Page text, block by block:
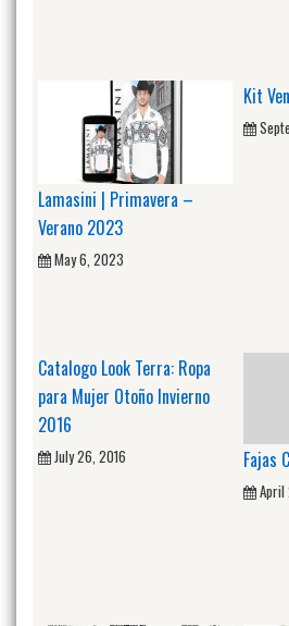
Lamasini | Primavera –
Verano 2023
May 6, 2023
Kit
Catalogo Look Terra: Ropa
para Mujer Otoño Invierno
2016
July 26, 2016 Fajas
April